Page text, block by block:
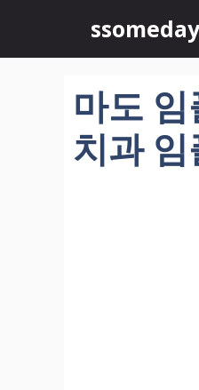
츠
ssomeday
마도
치과